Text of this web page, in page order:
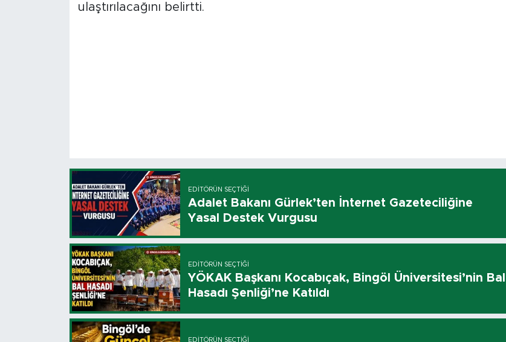
ulaştırılacağını belirtti.
EDITÖRÜN SEÇTIĞI
Adalet Bakanı Gürlek’ten İnternet Gazeteciliğine
Yasal Destek Vurgusu
EDITÖRÜN SEÇTIĞI
YÖKAK Başkanı Kocabıçak, Bingöl Üniversitesi’nin Bal
Hasadı Şenliği’ne Katıldı
EDITÖRÜN SEÇTIĞI